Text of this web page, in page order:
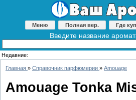
Меню Полная вер. Где
Введите название
Недавние:
Главная » Справочник парфюмерии » Amouage
Amouage Tonka